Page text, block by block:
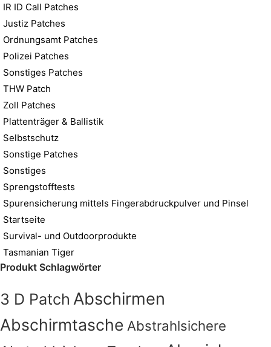
IR ID Call Patches
Justiz Patches
Ordnungsamt Patches
Polizei Patches
Sonstiges Patches
THW Patch
Zoll Patches
Plattenträger & Ballistik
Selbstschutz
Sonstige Patches
Sonstiges
Sprengstofftests
Spurensicherung mittels Fingerabdruckpulver und Pinsel
Startseite
Survival- und Outdoorprodukte
Tasmanian Tiger
Produkt Schlagwörter
3 D Patch Abschirmen
Abschirmtasche Abstrahlsichere